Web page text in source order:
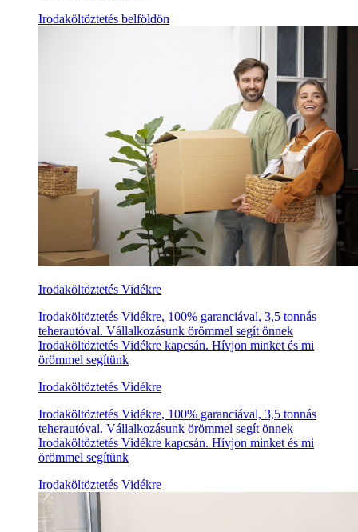
Irodaköltöztetés belföldön
Irodaköltöztetés Vidékre
Irodaköltöztetés Vidékre, 100% garanciával, 3,5 tonnás
teherautóval. Vállalkozásunk örömmel segít önnek
Irodaköltöztetés Vidékre kapcsán. Hívjon minket és mi
örömmel segítünk
Irodaköltöztetés Vidékre
Irodaköltöztetés Vidékre, 100% garanciával, 3,5 tonnás
teherautóval. Vállalkozásunk örömmel segít önnek
Irodaköltöztetés Vidékre kapcsán. Hívjon minket és mi
örömmel segítünk
Irodaköltöztetés Vidékre